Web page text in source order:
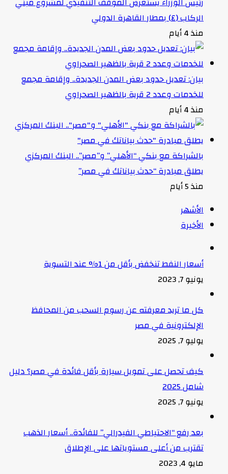
الركاب (٤) بمطار القاهرة الدولي
منذ 4 أيام
بيان: تعديل حدود بعض المدن الجديدة.. وإقامة مجمع
للخدمات وعدد 2 قرية بالظهير الصحراوي
منذ 4 أيام
بالشراكة مع بنكي “الأهلي” و”مصر”.. البنك المركزي
يطلق مبادرة “حدث بياناتك في مصر”
منذ 5 أيام
الأشهر
الأخيرة
أسعار النفط تنخفض بأقل من 1% عند التسوية
يونيو 7, 2023
كل ما تريد معرفته عن رسوم السحب من المحافظ
الإلكترونية في مصر
يوليو 7, 2025
كيف تحصل على تمويل سيارة بأقل فائدة في مصر؟ دليل
شامل 2025
يونيو 7, 2025
بعد رفع “الاحتياطي الفيدرالي” للفائدة.. أسعار الذهب
تقترب من أعلى مستوياتها على الإطلاق
مايو 4, 2023